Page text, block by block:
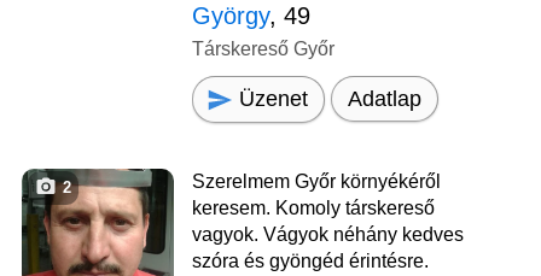
György, 49
Társkereső Győr
Üzenet Adatlap
2
Szerelmem Győr környékéről
keresem. Komoly társkereső
vagyok. Vágyok néhány kedves
szóra és gyöngéd érintésre.